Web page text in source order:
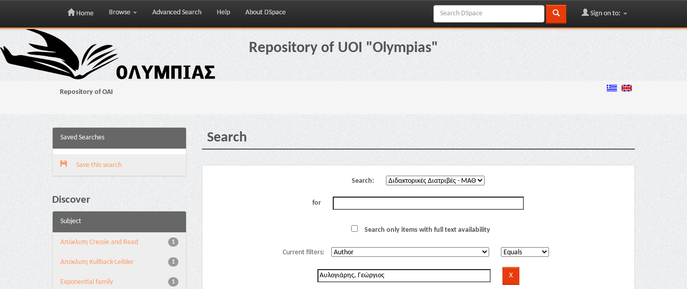
Skip
navigation
Home Browse Advanced Search Help About DSpace Sign on to:
Repository of UOI "Olympias"
Repository of OAI
Saved Searches
Save this search
Discover
Subject
1
Aπόκλιση Cressie and Read
1
Aπόκλιση Kullback-Leibler
1
Exponential family
Search
Search:
for
Search only items with full text availability
Current filters: